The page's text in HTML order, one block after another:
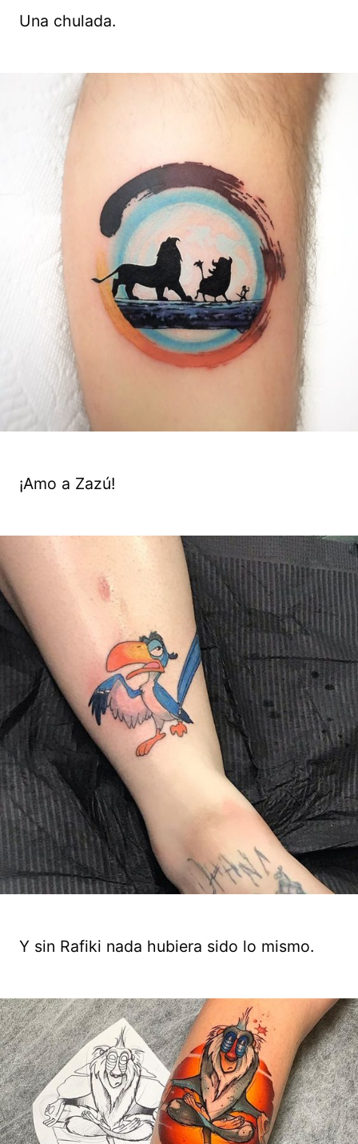
Una chulada.
¡Amo a Zazú!
Y sin Rafiki nada hubiera sido lo mismo.